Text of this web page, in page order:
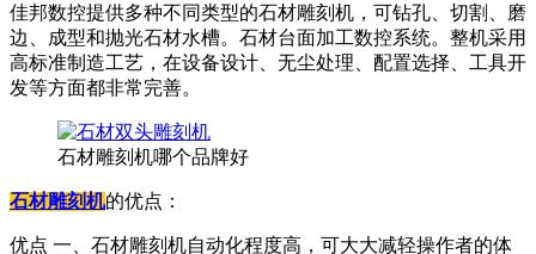
佳邦数控提供多种不同类型的石材雕刻机，可钻孔、切割、磨
边、成型和抛光石材水槽。石材台面加工数控系统。整机采用
高标准制造工艺，在设备设计、无尘处理、配置选择、工具开
发等方面都非常完善。
石材雕刻机哪个品牌好
石材雕刻机的优点：
优点 一、石材雕刻机自动化程度高，可大大减轻操作者的体